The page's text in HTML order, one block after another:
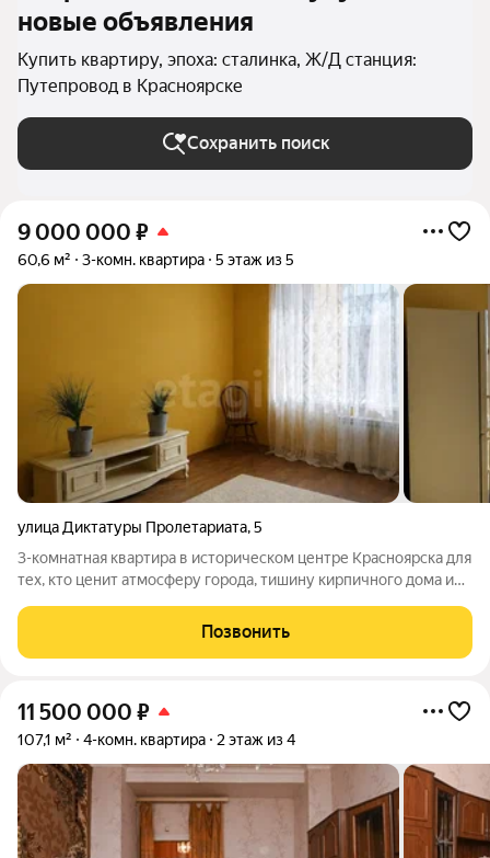
новые объявления
Купить квартиру, эпоха: сталинка, Ж/Д станция:
Путепровод в Красноярске
Сохранить поиск
9 000 000 ₽
60,6 м² 3-комн. квартира 5 этаж из 5
улица Диктатуры Пролетариата,5
3-комнатная квартира в историческом центре Красноярска для
тех, кто ценит атмосферу города, тишину кирпичного дома и
расположена в кирпичном доме. Высокие потолки 3,1 м
создают ощущение
Позвонить
11 500 000 ₽
107,1 м² 4-комн. квартира 2 этаж из 4